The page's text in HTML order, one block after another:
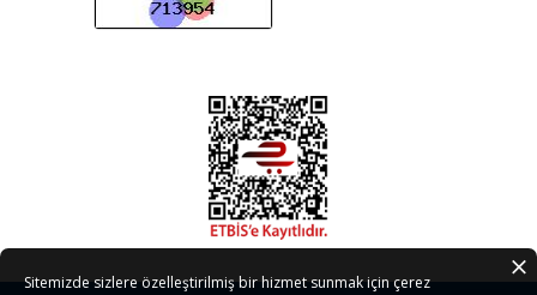
Sitemizde sizlere özelleştirilmiş bir hizmet sunmak için çerez